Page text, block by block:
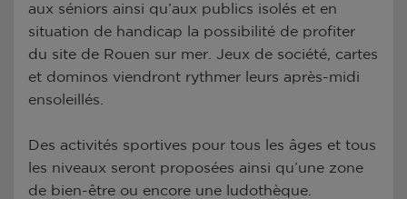
aux séniors ainsi qu’aux publics isolés et en
situation de handicap la possibilité de profiter
du site de Rouen sur mer. Jeux de société, cartes
et dominos viendront rythmer leurs après-midi
ensoleillés.
Des activités sportives pour tous les âges et tous
les niveaux seront proposées ainsi qu’une zone
de bien-être ou encore une ludothèque.